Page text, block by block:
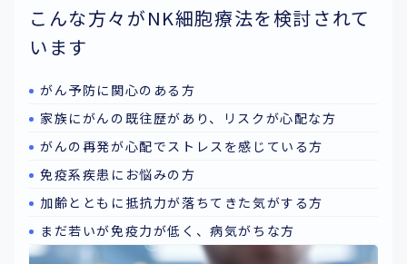
こんな方々がNK細胞療法を検討されて
います
がん予防に関心のある方
家族にがんの既往歴があり、リスクが心配な方
がんの再発が心配でストレスを感じている方
免疫系疾患にお悩みの方
加齢とともに抵抗力が落ちてきた気がする方
まだ若いが免疫力が低く、病気がちな方